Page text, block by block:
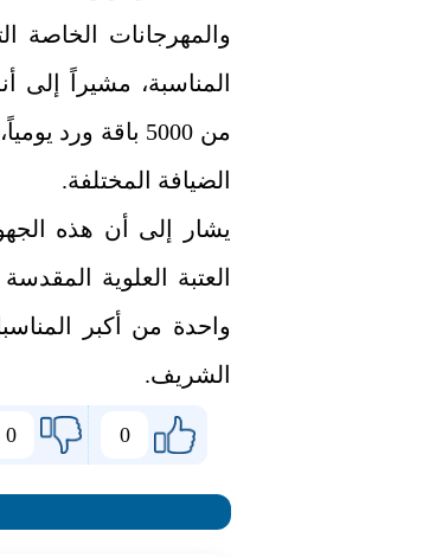
والمهرجانات الخاصة
المناسبة، مشيراً إلى
من 5000 باقة
الضيافة المختلفة.
يشار إلى أن هذه
العتبة العلوية
واحدة من أكبر
الشريف.
0
0